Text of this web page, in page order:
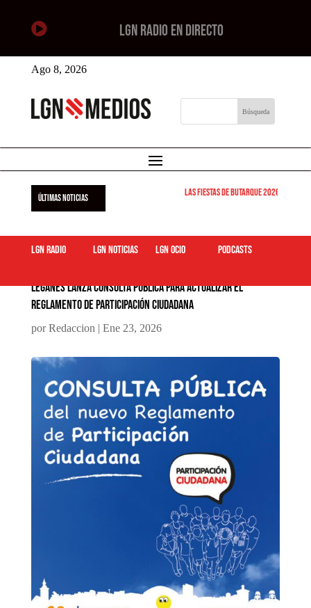
 LGN RADIO EN DIRECTO
Ago 8, 2026
ÚLTIMAS NOTICIAS Las Fiestas de Butarque 2026 arrancan
LGN Radio LGN Noticias LGN ocio podcasts
Leganés lanza consulta pública para actualizar el
Reglamento de Participación Ciudadana
porRedaccion| Ene 23, 2026